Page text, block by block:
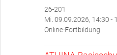
26-201
Mi. 09.09.2026, 14:30 -
Online-Fortbildung